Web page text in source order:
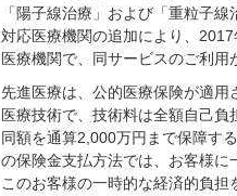
「陽子線治療」および「重粒子
対応医療機関の追加により、
医療機関で、同サービスのご利用
先進医療は、公的医療保険が適用
医療技術で、技術料は全額自己
同額を通算2,000万円まで保障す
の保険金支払方法では、お客様に
このお客様の一時的な経済的負